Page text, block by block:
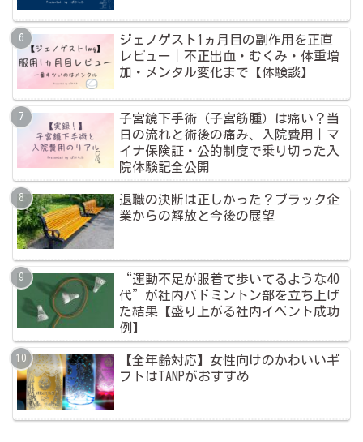
ジェノゲスト1ヵ月目の副作用を正直
レビュー｜不正出血・むくみ・体重増
加・メンタル変化まで【体験談】
子宮鏡下手術（子宮筋腫）は痛い？当
日の流れと術後の痛み、入院費用｜マ
イナ保険証・公的制度で乗り切った入
院体験記全公開
退職の決断は正しかった？ブラック企
業からの解放と今後の展望
“運動不足が服着て歩いてるような40
代”が社内バドミントン部を立ち上げ
た結果【盛り上がる社内イベント成功
例】
【全年齢対応】女性向けのかわいいギ
フトはTANPがおすすめ